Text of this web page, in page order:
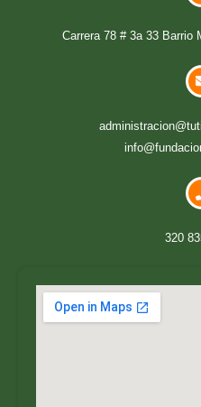
Carrera 78 # 3a 33 Barrio
320